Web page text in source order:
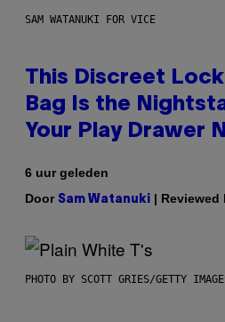
SAM WATANUKI FOR VICE
This Discreet
Bag Is the
Your Play Drawer
6 uur geleden
Door Sam Watanuki | Reviewed
PHOTO BY SCOTT GRIES/GETTY